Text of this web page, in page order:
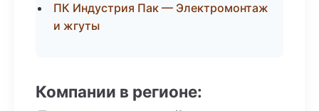
ПК Индустрия Пак — Электромонтаж
и жгуты
Компании в регионе: